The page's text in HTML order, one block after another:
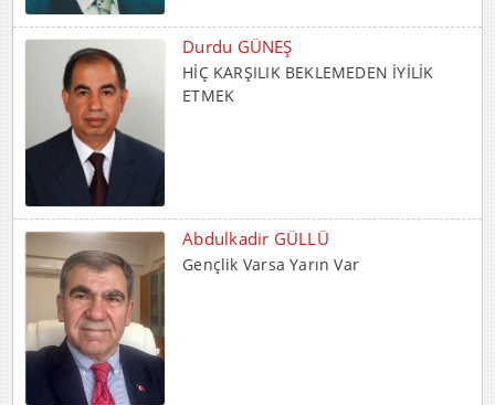
HİÇ KARŞILIK BEKLEMEDEN İYİLİK
ETMEK
Gençlik Varsa Yarın Var